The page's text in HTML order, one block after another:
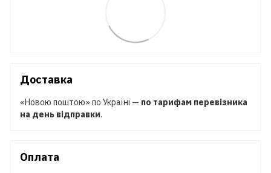
Доставка
«Новою поштою» по Україні — по тарифам перевізника
на день відправки.
Оплата